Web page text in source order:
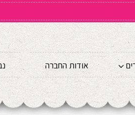
אודות החברה